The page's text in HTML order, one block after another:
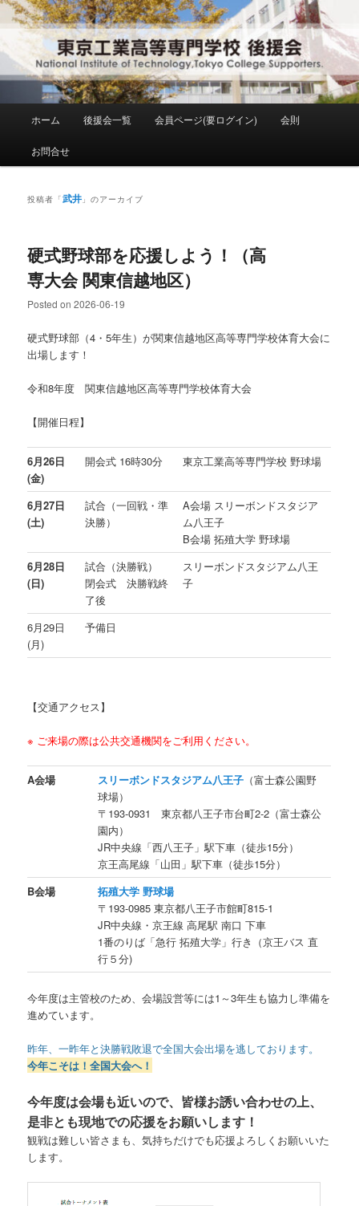
メ
イ
ン
コ
ン
サ
ブ
コ
ン
テ
東京工業高等専門学校 後援会
National Institute of Technology ,Tokyo College Supporters.
メ
ホーム 後援会一覧 会員ページ(要ログイン) 会則
お問合せ
投稿者「武井 」のアーカイブ
硬式野球部を応援しよう！（高
専大会 関東信越地区）
Posted on2026-06-19
硬式野球部（4・5年生）が関東信越地区高等専門学校体育大会に
出場します！
令和8年度 関東信越地区高等専門学校体育大会
【開催日程】
6月26日
(金)
開会式 16時30分 東京工業高等専門学校 野球場
6月27日
(土)
試合（一回戦・準
決勝）
A会場 スリーボンドスタジア
ム八王子
B会場 拓殖大学 野球場
6月28日
(日)
試合（決勝戦）
閉会式 決勝戦終
了後
スリーボンドスタジアム八王
子
6月29日
(月)
予備日
【交通アクセス】
※ ご来場の際は公共交通機関をご利用ください。
A会場 スリーボンドスタジアム八王子 （富士森公園野
球場）
〒193-0931 東京都八王子市台町2-2（富士森公
園内）
JR中央線「西八王子」駅下車（徒歩15分）
京王高尾線「山田」駅下車（徒歩15分）
B会場
拓殖大学 野球場
〒193-0985 東京都八王子市館町815-1
JR中央線・京王線 高尾駅 南口 下車
1番のりば「急行 拓殖大学」行き（京王バス 直
行５分)
今年度は主管校のため、会場設営等には1～3年生も協力し準備を
進めています。
昨年、一昨年と決勝戦敗退で全国大会出場を逃しております。
今年こそは！全国大会へ！
今年度は会場も近いので、皆様お誘い合わせの上、
是非とも現地での応援をお願いします！
観戦は難しい皆さまも、気持ちだけでも応援よろしくお願いいた
します。